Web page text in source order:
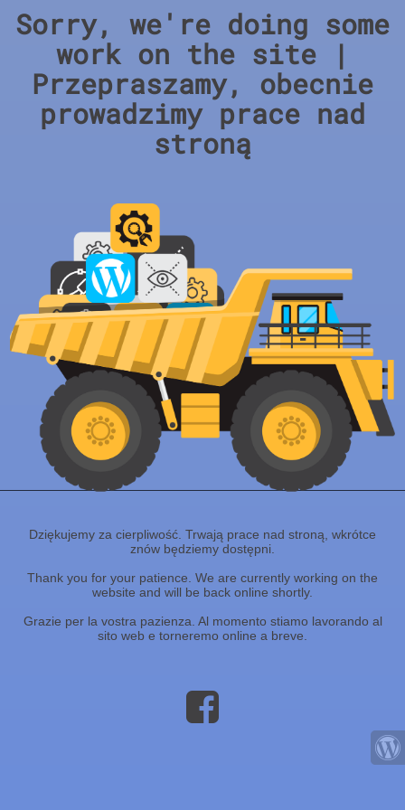
Sorry, we're doing some
work on the site |
Przepraszamy, obecnie
prowadzimy prace nad
stroną
Dziękujemy za cierpliwość. Trwają prace nad stroną, wkrótce
znów będziemy dostępni.
Thank you for your patience. We are currently working on the
website and will be back online shortly.
Grazie per la vostra pazienza. Al momento stiamo lavorando al
sito web e torneremo online a breve.